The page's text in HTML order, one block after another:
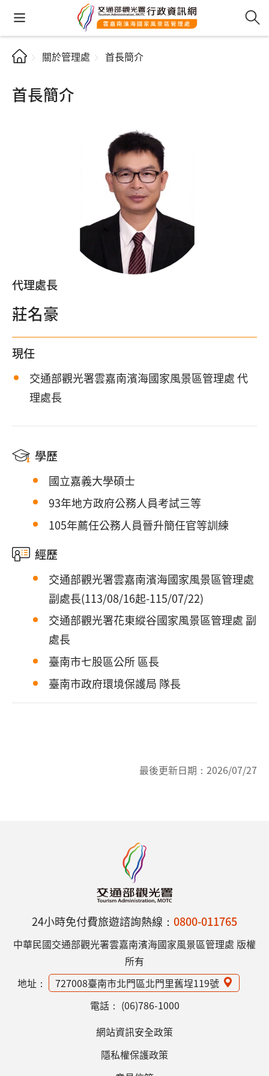
關於管理處 首長簡介
首長簡介
代理處長
莊名豪
現任
交通部觀光署雲嘉南濱海國家風景區管理處 代
理處長
學歷
國立嘉義大學碩士
93年地方政府公務人員考試三等
105年薦任公務人員晉升簡任官等訓練
經歷
交通部觀光署雲嘉南濱海國家風景區管理處
副處長(113/08/16起-115/07/22)
交通部觀光署花東縱谷國家風景區管理處 副
處長
臺南市七股區公所 區長
臺南市政府環境保護局 隊長
最後更新日期： 2026/07/27
24小時免付費旅遊諮詢熱線： 0800-011765
中華民國交通部觀光署雲嘉南濱海國家風景區管理處 版權
所有
地址：
727008臺南市北門區北門里舊埕119號
電話： (06)786-1000
網站資訊安全政策
隱私權保護政策